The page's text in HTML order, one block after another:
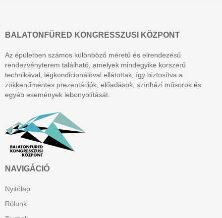
BALATONFÜRED KONGRESSZUSI KÖZPONT
Az épületben számos különböző méretű és elrendezésű
rendezvényterem található, amelyek mindegyike korszerű
technikával, légkondicionálóval ellátottak, így biztosítva a
zökkenőmentes prezentációk, előadások, színházi műsorok és
egyéb események lebonyolítását.
NAVIGÁCIÓ
Nyitólap
Rólunk